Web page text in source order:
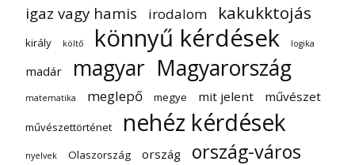
igaz vagy hamis irodalom kakukktojás
király költő könnyű kérdések logika
madár magyar Magyarország
matematika meglepő megye mit jelent művészet
művészettörténet nehéz kérdések
nyelvek Olaszország ország ország-város